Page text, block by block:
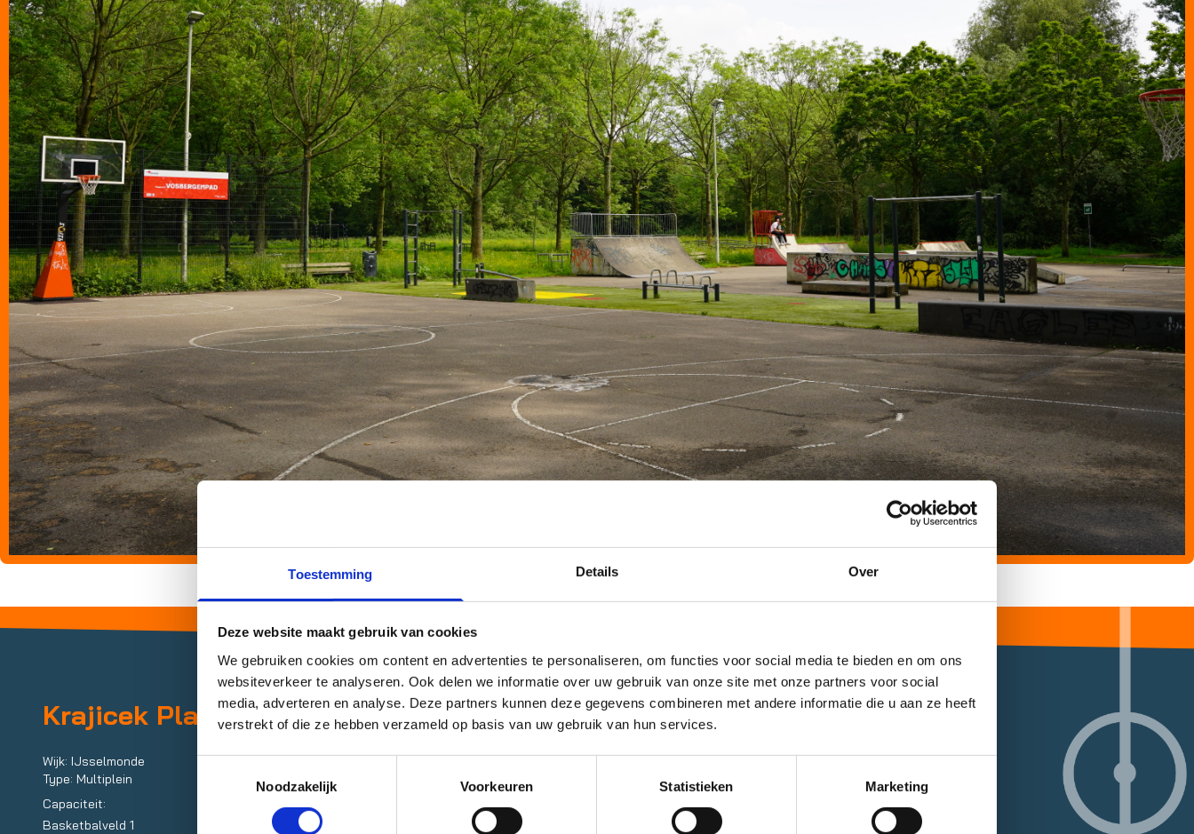
Toestemming Details Over
Deze website maakt gebruik van cookies
We gebruiken cookies om content en advertenties te personaliseren, om functies voor social media te bieden en om ons
websiteverkeer te analyseren. Ook delen we informatie over uw gebruik van onze site met onze partners voor social
media, adverteren en analyse. Deze partners kunnen deze gegevens combineren met andere informatie die u aan ze heeft
verstrekt of die ze hebben verzameld op basis van uw gebruik van hun services.
Noodzakelijk
Voorkeuren Statistieken Marketing
Krajicek Playground Vosbergenpad
Wijk: IJsselmonde
Type: Multiplein
Capaciteit:
Basketbalveld 1